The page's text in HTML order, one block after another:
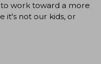
to work toward a more
it's not our kids, or